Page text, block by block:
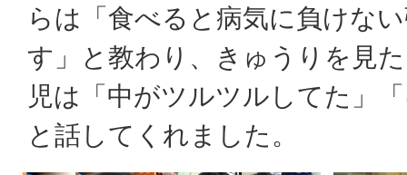
らは「食べると病気に負けな
す」と教わり、きゅうりを見
児は「中がツルツルしてた」
と話してくれました。